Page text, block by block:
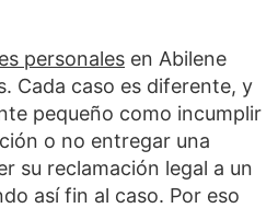
personales en Abilene
Cada caso es diferente, y
pequeño como incumplir
o no entregar una
su reclamación legal a un
así fin al caso. Por eso